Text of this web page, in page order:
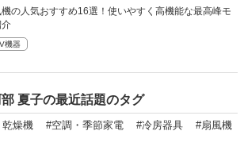
の人気おすすめ16選！使いやすく高機能な最高峰モ
機器
部 夏子の最近話題のタグ
乾燥機 #空調・季節家電 #冷房器具
#扇風機